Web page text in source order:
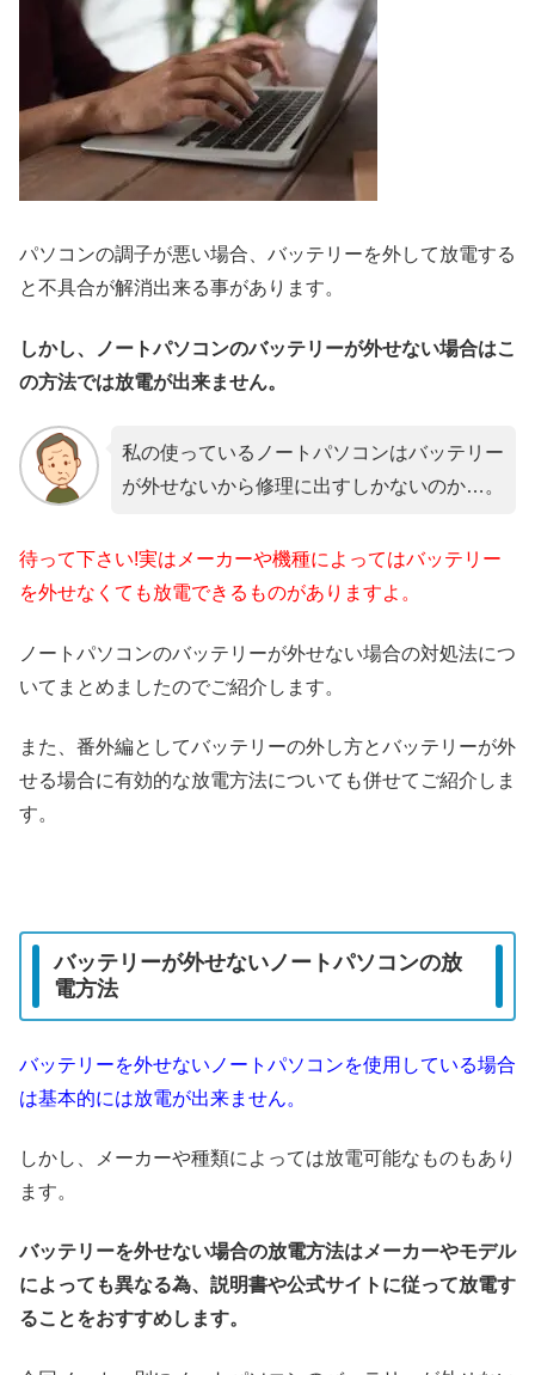
パソコンの調子が悪い場合、バッテリーを外して放電する
と不具合が解消出来る事があります。
しかし、ノートパソコンのバッテリーが外せない場合はこ
の方法では放電が出来ません。
私の使っているノートパソコンはバッテリー
が外せないから修理に出すしかないのか…。
待って下さい!実はメーカーや機種によってはバッテリー
を外せなくても放電できるものがありますよ。
ノートパソコンのバッテリーが外せない場合の対処法につ
いてまとめましたのでご紹介します。
また、番外編としてバッテリーの外し方とバッテリーが外
せる場合に有効的な放電方法についても併せてご紹介しま
す。
バッテリーが外せないノートパソコンの放
電方法
バッテリーを外せないノートパソコンを使用している場合
は基本的には放電が出来ません。
しかし、メーカーや種類によっては放電可能なものもあり
ます。
バッテリーを外せない場合の放電方法はメーカーやモデル
によっても異なる為、説明書や公式サイトに従って放電す
ることをおすすめします。